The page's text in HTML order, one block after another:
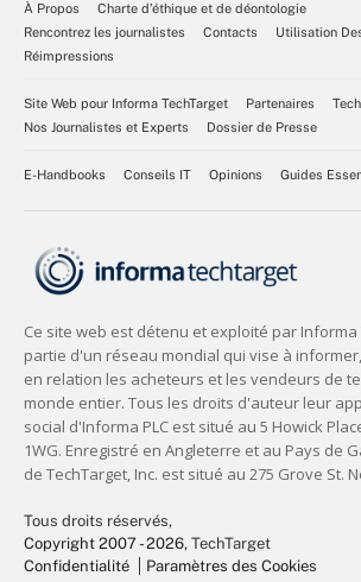
À Propos
Charte d’éthique et de déontologie
Rencontrez les journalistes
Contacts
Utilisation
Réimpressions
Site Web pour Informa TechTarget Partenaires
Nos Journalistes et Experts
Dossier de Presse
E-Handbooks Conseils IT Opinions Guides
Tous droits réservés,
Copyright 2007 - 2026, TechTarget
Confidentialité
Paramètres des Cookies